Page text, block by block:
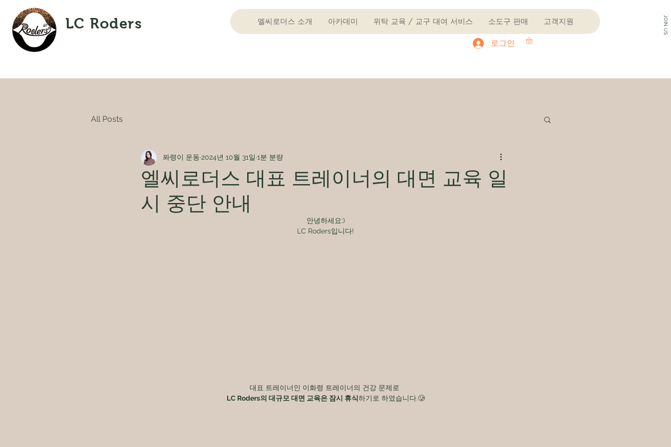
JOIN US
LC Roders 엘씨로더스 소개 아카데미 위탁 교육 / 교구 대여 서비스 소도구 판매 고객지원
로그인
All Posts
엘씨로더스 대표 트레이너의 대면 교육 일
시 중단 안내
퐈령이 운동 2024년 10월 31일 1분 분량
안녕하세요:)
LC Roders입니다!
대표 트레이너인 이화령 트레이너의 건강 문제로
LC Roders의 대규모 대면 교육은 잠시 휴식하기로 하였습니다.🥲